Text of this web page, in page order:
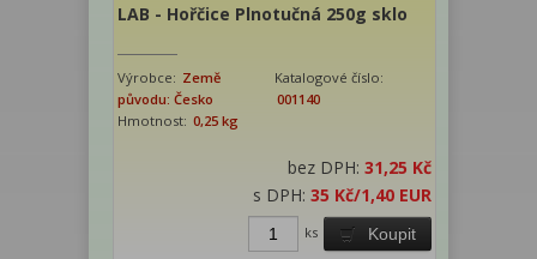
LAB - Hořčice Plnotučná 250g sklo
Výrobce: Země
původu: Česko
Katalogové číslo:
001140
Hmotnost: 0,25 kg
bez DPH:31,25 Kč
s DPH:35 Kč/1,40 EUR
Koupit
ks